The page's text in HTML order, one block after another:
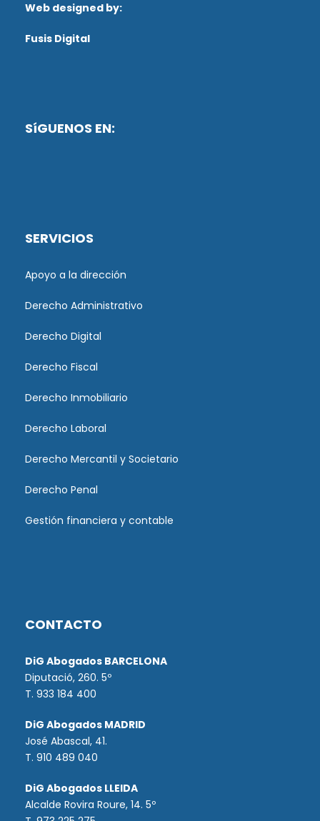
Web designed by:
Fusis Digital
SíGUENOS EN:
SERVICIOS
Apoyo a la dirección
Derecho Administrativo
Derecho Digital
Derecho Fiscal
Derecho Inmobiliario
Derecho Laboral
Derecho Mercantil y Societario
Derecho Penal
Gestión financiera y contable
CONTACTO
DiG Abogados BARCELONA
Diputació, 260. 5º
T. 933 184 400
DiG Abogados MADRID
José Abascal, 41.
T. 910 489 040
DiG Abogados LLEIDA
Alcalde Rovira Roure, 14. 5º